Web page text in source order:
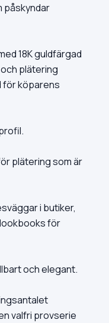
påskyndar
18K guldfärgad
plätering
köparens
plätering som är
i butiker,
för
och elegant.
valfri provserie